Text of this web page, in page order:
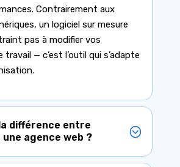
Contrairement aux
un logiciel sur mesure
pas à modifier vos
— c’est l’outil qui s’adapte
différence entre
une agence web ?